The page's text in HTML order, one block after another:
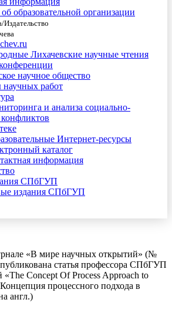
образовательной организации
Издательство
Лихачевские научные чтения
научное общество
работ
и анализа социально-
Интернет-ресурсы
каталог
информация
СПбГУП
издания СПбГУП
«В мире научных открытий» (№
статья профессора СПбГУП
Concept Of Process Approach to
процессного подхода в
англ.)